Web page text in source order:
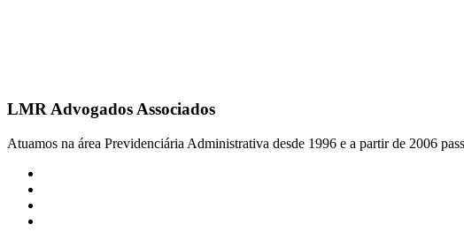
LMR Advogados Associados
Atuamos na área Previdenciária Administrativa desde 1996 e a partir de 2006